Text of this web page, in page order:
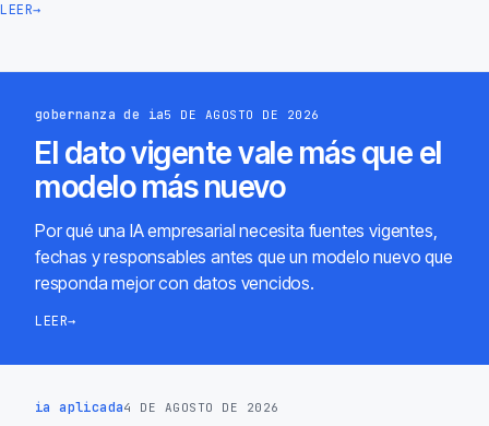
LEER→
gobernanza de ia5 DE AGOSTO DE 2026
El dato vigente vale más que el
modelo más nuevo
Por qué una IA empresarial necesita fuentes vigentes,
fechas y responsables antes que un modelo nuevo que
responda mejor con datos vencidos.
LEER→
ia aplicada4 DE AGOSTO DE 2026